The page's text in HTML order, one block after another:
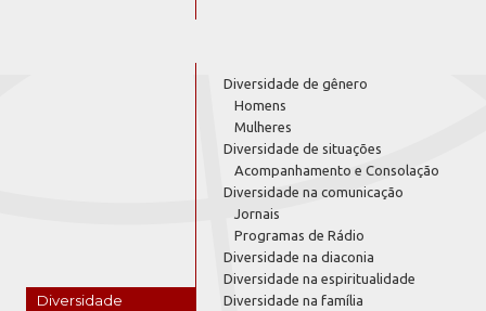
Diversidade
Diversidade de gênero
Homens
Mulheres
Diversidade de situações
Acompanhamento e Consolação
Diversidade na comunicação
Jornais
Programas de Rádio
Diversidade na diaconia
Diversidade na espiritualidade
Diversidade na família